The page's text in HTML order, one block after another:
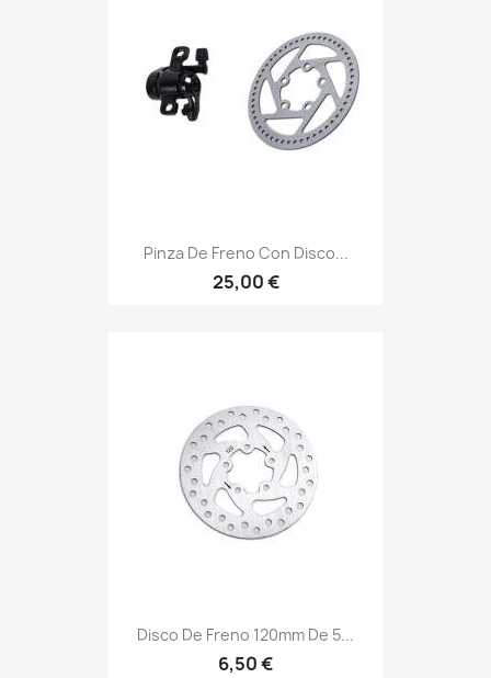
Pinza De Freno Con Disco...
25,00 €
Disco De Freno 120mm De 5...
6,50 €